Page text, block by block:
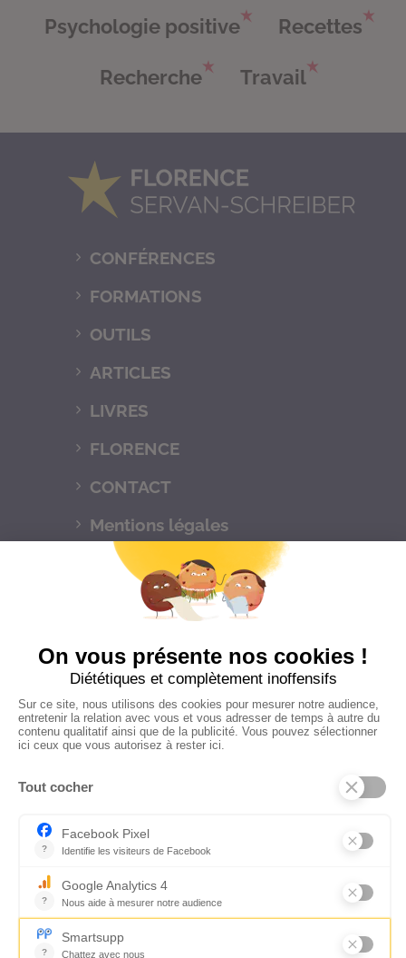
Psychologie positive Recettes
Recherche Travail
CONFÉRENCES
FORMATIONS
OUTILS
ARTICLES
LIVRES
FLORENCE
CONTACT
Mentions légales
Politique de
confidentialités
Suivez-nous
Florence Servan-Schreiber © 2026